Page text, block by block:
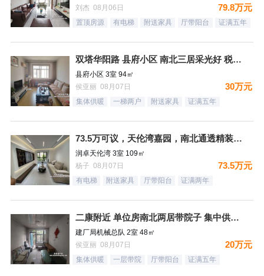
刘杰 08月06日
79.8万元
置顶房源 有电梯 附送家具 厅带阳台 证满五年
双塔华阳路 县府小区 南北三居采光好 税费低
县府小区 3室 94㎡
侯亚丽 08月07日
30万元
集体供暖 一梯两户 附送家具 证满五年
73.5万可议，天伦湾嘉园，南北通透精装未住，样板间南北三居
润卓天伦湾 3室 109㎡
杨子 08月07日
73.5万元
有电梯 附送家具 厅带阳台 证满两年
二康附近 单位房南北两居带院子 集中供暖税费低
建厂局机械总队 2室 48㎡
侯亚丽 08月07日
20万元
集体供暖 一层带院 厅带阳台 证满五年